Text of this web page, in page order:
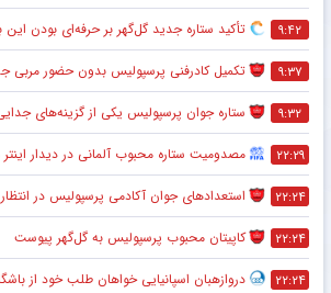
۹:۴۲ تأکید ستاره جدید گل‌گهر بر حرفه‌ای بودن این
۹:۳۷ تکمیل کادرفنی پرسپولیس بدون حضور مربی
۹:۳۲ ستاره جوان پرسپولیس یکی از گزینه‌های
۲۲:۲۹ مصدومیت ستاره محبوب آلمانی در دیدار اینتر
۲۲:۲۴ استعدادهای جوان آکادمی پرسپولیس در انتظار
۲۲:۲۴ کاپیتان محبوب پرسپولیس به گل‌گهر پیوست
۲۲:۲۴ دروازهبان اسپانیایی خواهان طلب خود از